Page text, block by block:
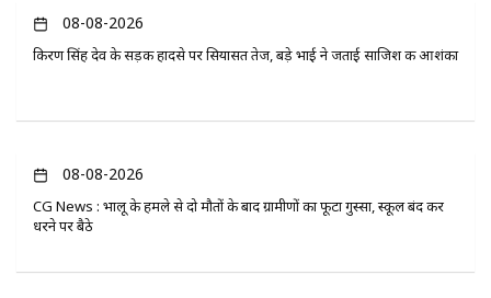
08-08-2026
किरण सिंह देव के सड़क हादसे पर सियासत तेज, बड़े भाई ने जताई साजिश की आशंका
08-08-2026
CG News : भालू के हमले से दो मौतों के बाद ग्रामीणों का फूटा गुस्सा, स्कूल बंद कर
धरने पर बैठे